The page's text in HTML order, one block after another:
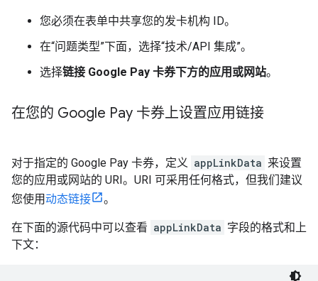
您必须在表单中共享您的发卡机构 ID。
在“问题类型”下面，选择“技术/API 集成”。
选择链接 Google Pay 卡券下方的应用或网站。
在您的 Google Pay 卡券上设置应用链接
对于指定的 Google Pay 卡券，定义 appLinkData 来设置
您的应用或网站的 URI。URI 可采用任何格式，但我们建议
您使用动态链接 。
在下面的源代码中可以查看 appLinkData 字段的格式和上
下文：